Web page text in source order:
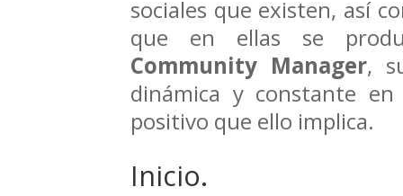
sociales que existen, así
que en ellas se
Community Manager,
dinámica y constante
positivo que ello implica.
Inicio.